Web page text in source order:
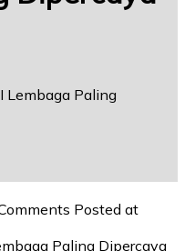
Lembaga Paling
Posted at